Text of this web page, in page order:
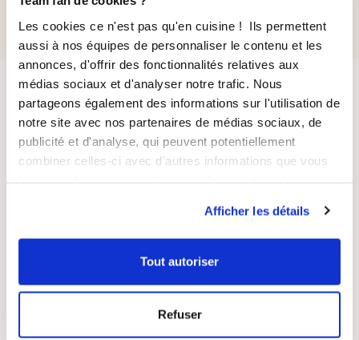
Les cookies ce n'est pas qu'en cuisine ! Ils permettent
aussi à nos équipes de personnaliser le contenu et les
annonces, d'offrir des fonctionnalités relatives aux
médias sociaux et d'analyser notre trafic. Nous
partageons également des informations sur l'utilisation de
notre site avec nos partenaires de médias sociaux, de
publicité et d'analyse, qui peuvent potentiellement
combiner celles-ci avec d'autres informations que vous
Afficher les détails
Tout autoriser
Refuser
SÉCURISÉ